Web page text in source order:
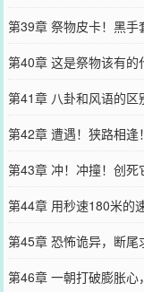
第39章 祭物皮卡！黑手
第40章 这是祭物该有的
第41章 八卦和风语的区
第42章 遭遇！狭路相逢！
第43章 冲！冲撞！创死
第44章 用秒速180米的
第45章 恐怖诡异，断尾
第46章 一朝打破膨胀心